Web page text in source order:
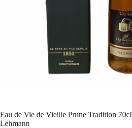
Eau de Vie de Vieille Prune Tradition
Lehmann